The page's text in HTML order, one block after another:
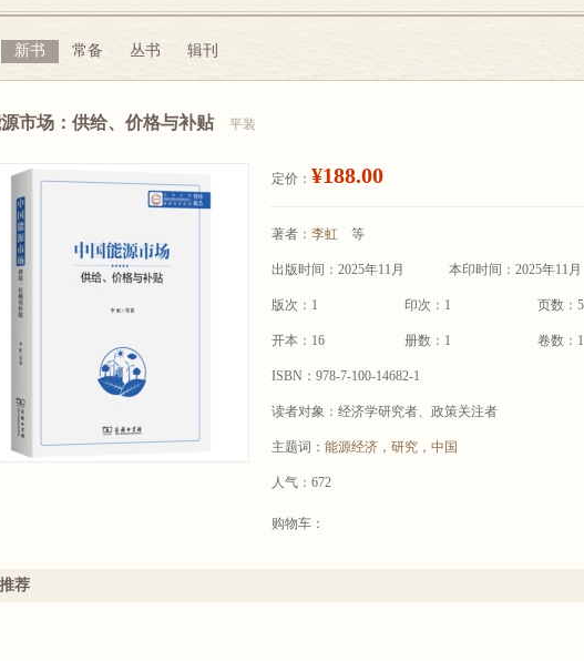
新书 常备 丛书 辑刊
市场：供给、价格与补贴 平装
定价： ¥188.00
著者： 李虹 等
出版时间：2025年11月 本印时间：2025年11月
版次：1 印次：1 页数：
开本：16 册数：1 卷数：1
ISBN：978-7-100-14682-1
读者对象：经济学研究者、政策关注者
主题词： 能源经济 ， 研究 ， 中国
人气：672
购物车：
荐